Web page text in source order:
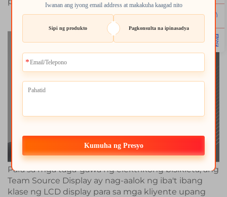
Para sa mga taga-gawa ng elektrikong bisikleta, ang
Team Source Display ay nag-aalok ng iba't ibang
klase ng LCD display para sa mga kliyente upang
Iwanan ang iyong email address at makakuha kaagad nito
Sipi ng produkto Pagkonsulta na ipinasadya
Kumuha ng Presyo